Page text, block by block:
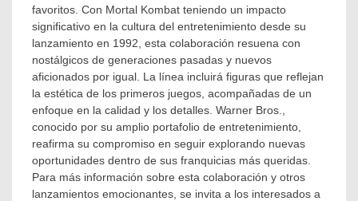
favoritos. Con Mortal Kombat teniendo un impacto
significativo en la cultura del entretenimiento desde su
lanzamiento en 1992, esta colaboración resuena con
nostálgicos de generaciones pasadas y nuevos
aficionados por igual. La línea incluirá figuras que reflejan
la estética de los primeros juegos, acompañadas de un
enfoque en la calidad y los detalles. Warner Bros.,
conocido por su amplio portafolio de entretenimiento,
reafirma su compromiso en seguir explorando nuevas
oportunidades dentro de sus franquicias más queridas.
Para más información sobre esta colaboración y otros
lanzamientos emocionantes, se invita a los interesados a